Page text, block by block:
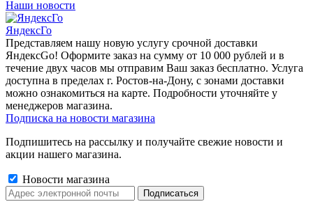
Наши новости
ЯндексГо
Представляем нашу новую услугу срочной доставки
ЯндексGo! Оформите заказ на сумму от 10 000 рублей и в
течение двух часов мы отправим Ваш заказ бесплатно. Услуга
доступна в пределах г. Ростов-на-Дону, с зонами доставки
можно ознакомиться на карте. Подробности уточняйте у
менеджеров магазина.
Подписка на новости магазина
Подпишитесь на рассылку и получайте свежие новости и
акции нашего магазина.
Новости магазина